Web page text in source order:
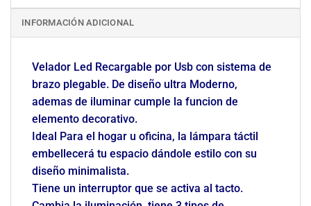
INFORMACIÓN ADICIONAL
Velador Led Recargable por Usb con sistema de
brazo plegable. De diseño ultra Moderno,
ademas de iluminar cumple la funcion de
elemento decorativo.
Ideal Para el hogar u oficina, la lámpara táctil
embellecerá tu espacio dándole estilo con su
diseño minimalista.
Tiene un interruptor que se activa al tacto.